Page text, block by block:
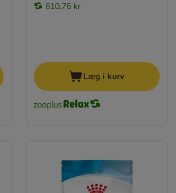
610,76 kr
Læg i kurv